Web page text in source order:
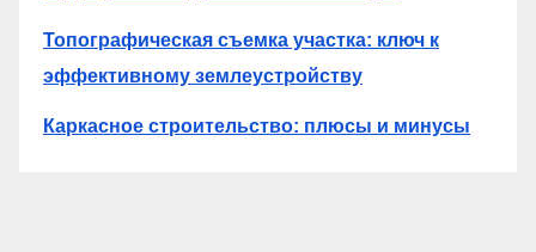
Топографическая съемка участка: ключ к
эффективному землеустройству
Каркасное строительство: плюсы и минусы